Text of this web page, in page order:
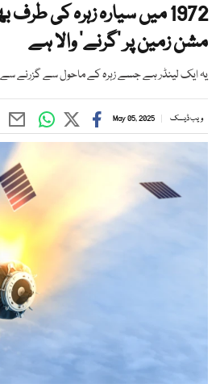
1972 میں سیارہ زہرہ کی
مشن زمین پر ’گرنے‘ والا ہے
یہ ایک لینڈر ہے جسے زہرہ کے ماحول سے گزرنے سے
ویب ڈیسک May 05, 2025